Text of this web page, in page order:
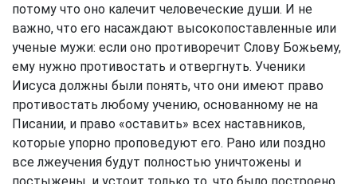
потому что оно калечит человеческие души. И не
важно, что его насаждают высокопоставленные или
ученые мужи: если оно противоречит Слову Божьему,
ему нужно противостать и отвергнуть. Ученики
Иисуса должны были понять, что они имеют право
противостать любому учению, основанному не на
Писании, и право «оставить» всех наставников,
которые упорно проповедуют его. Рано или поздно
все лжеучения будут полностью уничтожены и
постыжены, и устоит только то, что было построено